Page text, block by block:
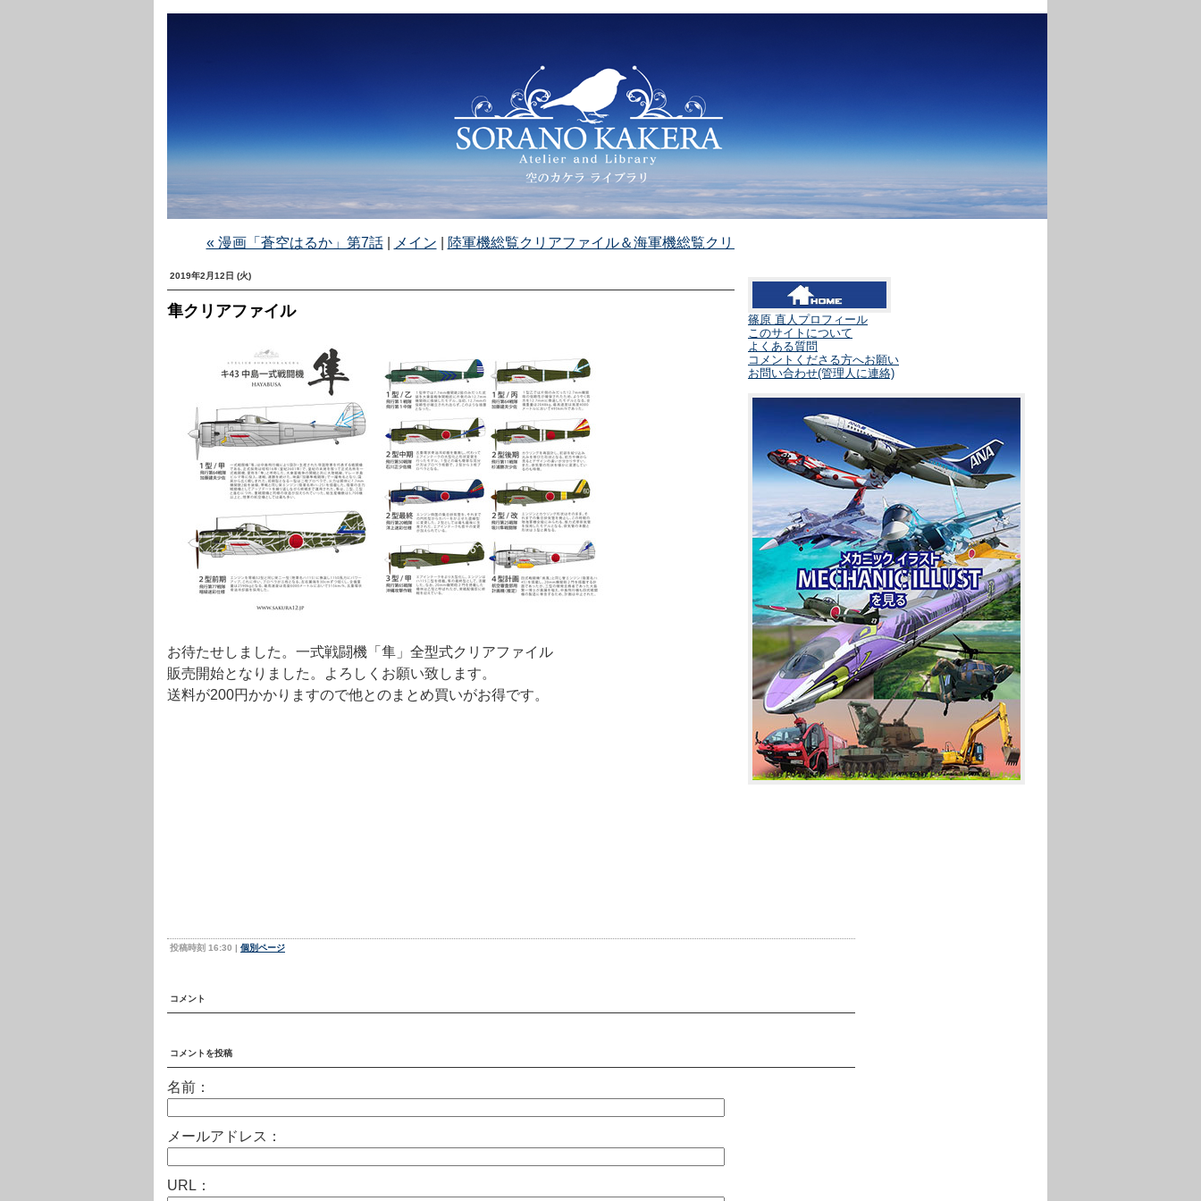
« 漫画「蒼空はるか」第7話| メイン 陸軍機総覧クリアファイル＆海軍機総覧クリアファイル »
2019年2月12日 (火)
隼クリアファイル
お待たせしました。一式戦闘機「隼」全型式クリアファイル
販売開始となりました。よろしくお願い致します。
送料が200円かかりますので他とのまとめ買いがお得です。
投稿時刻 16:30 | 個別ページ
コメント
コメントを投稿
名前：
メールアドレス：
URL：
篠原 直人プロフィール
このサイトについて
よくある質問
コメントくださる方へお願い
お問い合わせ(管理人に連絡)